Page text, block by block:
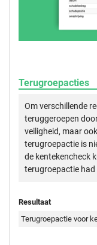
Terugroepacties
Om verschillende
teruggeroepen
veiligheid, maar
terugroepactie is
de kentekencheck
terugroepactie had
Resultaat
Terugroepactie voor